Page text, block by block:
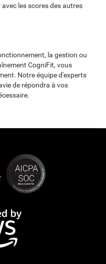
les scores des autres
la gestion ou
CogniFit, vous
Notre équipe d'experts
de répondra à vos